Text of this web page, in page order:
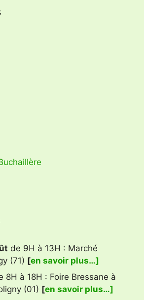
de 9H à 13H : Marché
(71) [en savoir plus…]
8H à 18H : Foire Bressane à
(01) [en savoir plus…]